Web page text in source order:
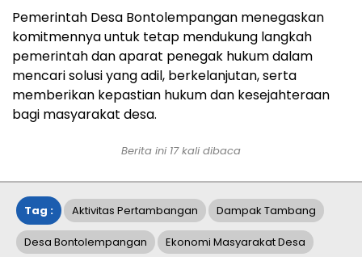
Pemerintah Desa Bontolempangan menegaskan
komitmennya untuk tetap mendukung langkah
pemerintah dan aparat penegak hukum dalam
mencari solusi yang adil, berkelanjutan, serta
memberikan kepastian hukum dan kesejahteraan
bagi masyarakat desa.
Berita ini 17kali dibaca
Tag : Aktivitas Pertambangan Dampak Tambang
Desa Bontolempangan Ekonomi Masyarakat Desa